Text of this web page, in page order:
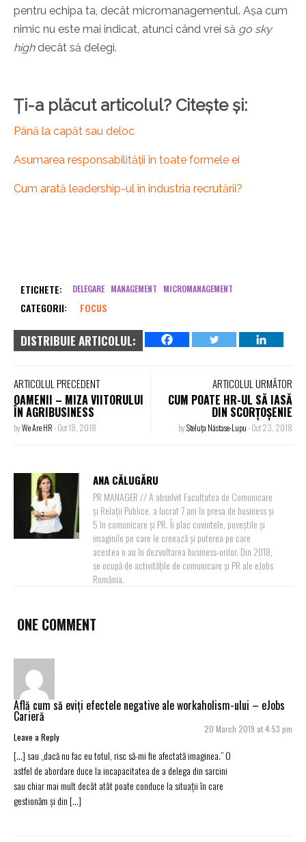
pentru echipa ta, decât micromanagementul. Așa cum
nimic nu este mai indicat, atunci când vrei să go sky
highdecât să delegi.
Ți-a plăcut articolul? Citește și:
Până la capăt sau deloc
Asumarea responsabilității în toate formele ei
Cum arată leadership-ul în industria recrutării?
ETICHETE: DELEGARE MANAGEMENT MICROMANAGEMENT
CATEGORII: FOCUS
DISTRIBUIE ARTICOLUL:
ARTICOLUL PRECEDENT
OAMENII – MIZA VIITORULUI
ÎN AGRIBUSINESS
byWe Are HR-Oct 18, 2018
ARTICOLUL URMĂTOR
CUM POATE HR-UL SĂ IASĂ
DIN SCORȚOȘENIE
bySteluța Năstase-Lupu-Oct 23, 2018
ANA CĂLUGĂRU
PR MANAGER // A absolvit Facultatea de Comunicare
și Relații Publice, a lucrat 7 ani în presa de business și
5 în comunicare și PR. Îi plac cuvintele, poveștile și
imaginile pe care le creează și puterea pe care
acestea o au în dezvoltarea business-urilor. Din 2018,
se ocupă de activitățile de comunicare și PR ale eJobs
România.
ONE COMMENT
Află cum să eviți efectele negative ale workaholism-ului – eJobs
Carieră
20 March 2019 at 4:53 pm
Leave a Reply
[…] sau „dacă nu fac eu totul, risc să-mi fie afectată imaginea.” O
astfel de abordare duce la incapacitatea de a delega din sarcini
sau chiar mai mult decât atât poate conduce la situații în care
gestionăm și din […]